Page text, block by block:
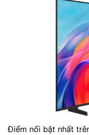
Điểm nổi bật nhất